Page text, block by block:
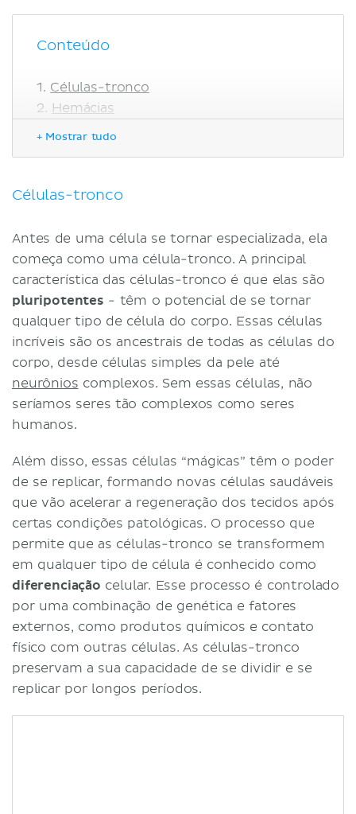
Conteúdo
Células-tronco
Hemácias
Basófilos
Plaquetas
Neurônios
Células da glia
Células musculares
Células musculares esqueléticas
Células musculares cardíacas
Células musculares lisas
Condrócitos
Celulas ósseas
Osteócitos
Células de revestimento
Células da pele
Células endoteliais
Células epiteliais
Adipócitos
Células sexuais
Espermatozoide
Óvulo
Destaques
Referências
+ Mostrar tudo
Células-tronco
Antes de uma célula se tornar especializada, ela
começa como uma célula-tronco. A principal
característica das células-tronco é que elas são
pluripotentes - têm o potencial de se tornar
qualquer tipo de célula do corpo. Essas células
incríveis são os ancestrais de todas as células do
corpo, desde células simples da pele até
neurônios complexos. Sem essas células, não
seríamos seres tão complexos como seres
humanos.
Além disso, essas células “mágicas” têm o poder
de se replicar, formando novas células saudáveis
que vão acelerar a regeneração dos tecidos após
certas condições patológicas. O processo que
permite que as células-tronco se transformem
em qualquer tipo de célula é conhecido como
diferenciação celular. Esse processo é controlado
por uma combinação de genética e fatores
externos, como produtos químicos e contato
físico com outras células. As células-tronco
preservam a sua capacidade de se dividir e se
replicar por longos períodos.